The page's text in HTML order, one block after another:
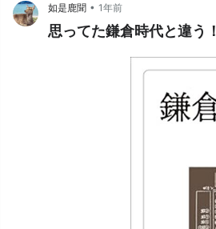
如是鹿聞 • 1年前
思ってた鎌倉時代と違う